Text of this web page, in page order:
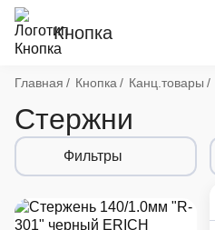
Кнопка
Хлебные крошки
Главная Кнопка Канц.товары
Стержни
Фильтры